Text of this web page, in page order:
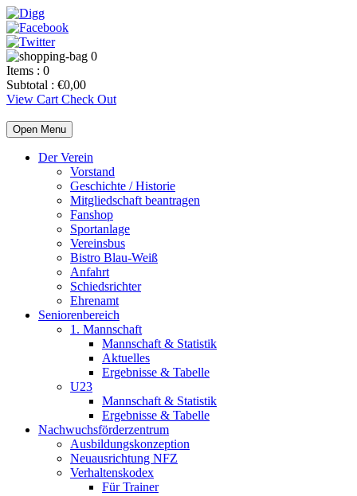
0
Items : 0
Subtotal : €0,00
View Cart Check Out
Open Menu
Der Verein
Vorstand
Geschichte / Historie
Mitgliedschaft beantragen
Fanshop
Sportanlage
Vereinsbus
Bistro Blau-Weiß
Anfahrt
Schiedsrichter
Ehrenamt
Seniorenbereich
1. Mannschaft
Mannschaft & Statistik
Aktuelles
Ergebnisse & Tabelle
U23
Mannschaft & Statistik
Ergebnisse & Tabelle
Nachwuchsförderzentrum
Ausbildungskonzeption
Neuausrichtung NFZ
Verhaltenskodex
Für Trainer